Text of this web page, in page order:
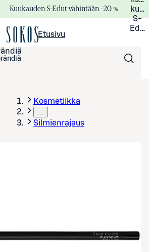
Kuukauden S-Edut vähintään –20 %
S-
Etusivu
Kosmetiikka
…
Silmienrajaus
tuotekuva suurennettuna